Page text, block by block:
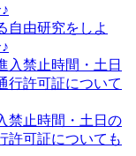
自由研究をしよ
禁止時間・土日の
許可証についても